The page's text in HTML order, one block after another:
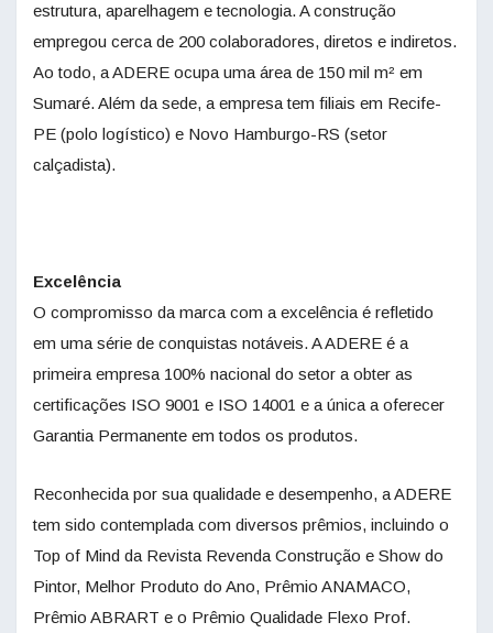
estrutura, aparelhagem e tecnologia. A construção
empregou cerca de 200 colaboradores, diretos e indiretos.
Ao todo, a ADERE ocupa uma área de 150 mil m² em
Sumaré. Além da sede, a empresa tem filiais em Recife-
PE (polo logístico) e Novo Hamburgo-RS (setor
calçadista).
Excelência
O compromisso da marca com a excelência é refletido
em uma série de conquistas notáveis. A ADERE é a
primeira empresa 100% nacional do setor a obter as
certificações ISO 9001 e ISO 14001 e a única a oferecer
Garantia Permanente em todos os produtos.
Reconhecida por sua qualidade e desempenho, a ADERE
tem sido contemplada com diversos prêmios, incluindo o
Top of Mind da Revista Revenda Construção e Show do
Pintor, Melhor Produto do Ano, Prêmio ANAMACO,
Prêmio ABRART e o Prêmio Qualidade Flexo Prof.